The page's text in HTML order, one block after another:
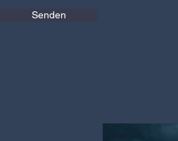
Senden